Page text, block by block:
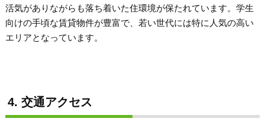
活気がありながらも落ち着いた住環境が保たれています。学生
向けの手頃な賃貸物件が豊富で、若い世代には特に人気の高い
エリアとなっています。
4. 交通アクセス